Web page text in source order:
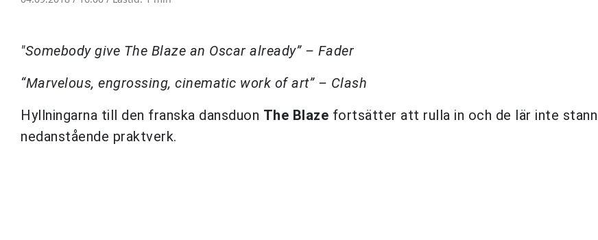
"Somebody give The Blaze an Oscar already”– Fader
“Marvelous, engrossing, cinematic work of art” – Clash
Hyllningarna till den franska dansduon The Blaze fortsätter att rulla in och de lär inte
nedanstående praktverk.